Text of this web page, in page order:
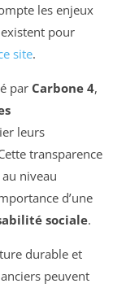
les enjeux
pour
site.
par Carbone 4,
leurs
transparence
niveau
d’une
sociale.
durable et
peuvent